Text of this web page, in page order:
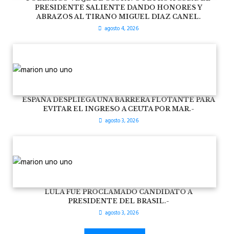
PRESIDENTE SALIENTE DANDO HONORES Y
ABRAZOS AL TIRANO MIGUEL DIAZ CANEL.
agosto 4, 2026
ESPAÑA DESPLIEGA UNA BARRERA FLOTANTE PARA
EVITAR EL INGRESO A CEUTA POR MAR.-
agosto 3, 2026
LULA FUE PROCLAMADO CANDIDATO A
PRESIDENTE DEL BRASIL.-
agosto 3, 2026